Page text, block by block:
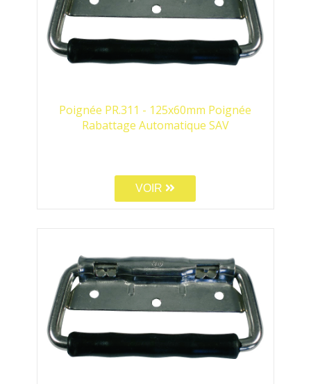
Poignée PR.311 - 125x60mm Poignée
Rabattage Automatique SAV
VOIR